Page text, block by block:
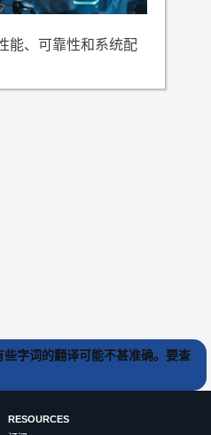
能、可靠性和系统配
字词的翻译可能不甚准确。要查
RESOURCES